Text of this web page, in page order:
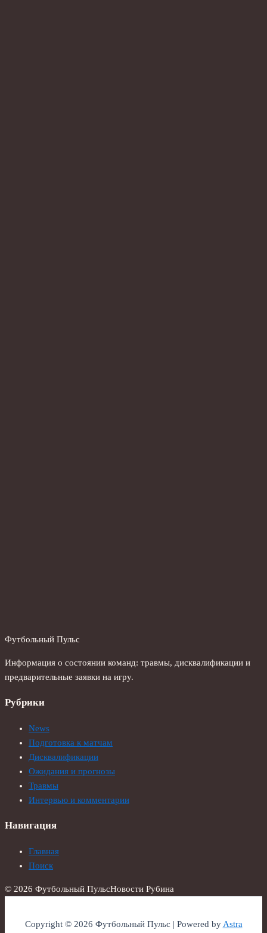
Футбольный Пульс
Информация о состоянии команд: травмы, дисквалификации и
предварительные заявки на игру.
Рубрики
News
Подготовка к матчам
Дисквалификации
Ожидания и прогнозы
Травмы
Интервью и комментарии
Навигация
Главная
Поиск
© 2026 Футбольный ПульсНовости Рубина
Copyright © 2026 Футбольный Пульс | Powered byAstra